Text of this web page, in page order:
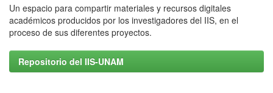
Un espacio para compartir materiales y recursos digitales
académicos producidos por los investigadores del IIS, en el
proceso de sus diferentes proyectos.
Repositorio del IIS-UNAM